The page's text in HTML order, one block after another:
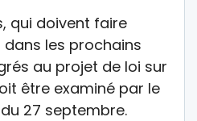
qui doivent faire
dans les prochains
au projet de loi sur
être examiné par le
27 septembre.